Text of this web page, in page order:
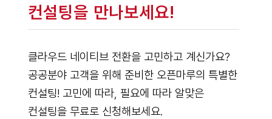
컨설팅을 만나보세요!
클라우드 네이티브 전환을 고민하고 계신가요?
공공분야 고객을 위해 준비한 오픈마루의 특별한
컨설팅! 고민에 따라, 필요에 따라 알맞은
컨설팅을 무료로 신청해보세요.